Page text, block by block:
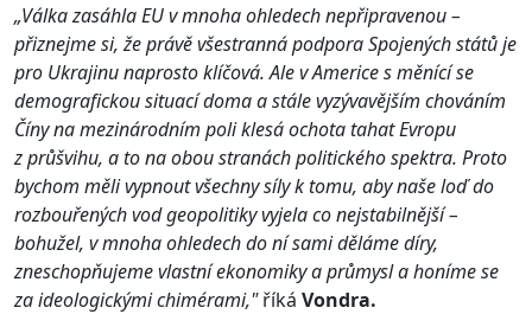
„Válka zasáhla EU v mnoha ohledech nepřipravenou –
přiznejme si, že právě všestranná podpora Spojených států je
pro Ukrajinu naprosto klíčová. Ale v Americe s měnící se
demografickou situací doma a stále vyzývavějším chováním
Číny na mezinárodním poli klesá ochota tahat Evropu
z průšvihu, a to na obou stranách politického spektra. Proto
bychom měli vypnout všechny síly k tomu, aby naše loď do
rozbouřených vod geopolitiky vyjela co nejstabilnější –
bohužel, v mnoha ohledech do ní sami děláme díry,
zneschopňujeme vlastní ekonomiky a průmysl a honíme se
za ideologickými chimérami,"říká Vondra.